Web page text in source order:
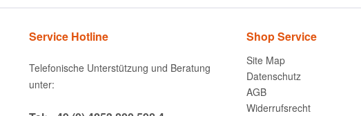
Service Hotline
Telefonische Unterstützung und Beratung
unter:
Shop Service
Site Map
Datenschutz
AGB
Widerrufsrecht